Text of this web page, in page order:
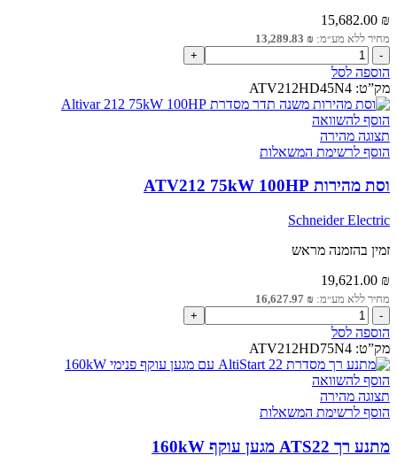
15,682.00 ₪
מחיר ללא מע״מ: 13,289.83 ₪
כמות
של
וסת
מהירות
ATV212
45kW
60HP
הוספה לסל
מק”ט: ATV212HD45N4
הוסף להשוואה
תצוגה מהירה
הוסף לרשימת המשאלות
וסת מהירות ATV212 75kW 100HP
Schneider Electric
זמין בהזמנה מראש
19,621.00 ₪
מחיר ללא מע״מ: 16,627.97 ₪
כמות
של
וסת
מהירות
ATV212
75kW
100HP
הוספה לסל
מק”ט: ATV212HD75N4
הוסף להשוואה
תצוגה מהירה
הוסף לרשימת המשאלות
מתנע רך ATS22 מגען עוקף 160kW